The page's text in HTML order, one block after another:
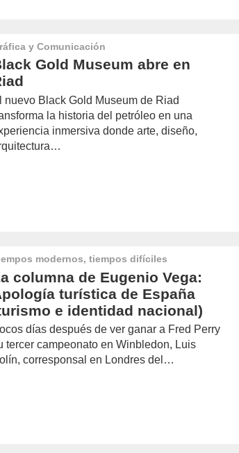
y Comunicación
Gold Museum abre en
nuevo Black Gold Museum de Riad
la historia del petróleo en una
inmersiva donde arte, diseño,
modernos, tiempos difíciles
columna de Eugenio Vega:
turística de España
e identidad nacional)
días después de ver ganar a Fred Perry
tercer campeonato en Winbledon, Luis
corresponsal en Londres del…